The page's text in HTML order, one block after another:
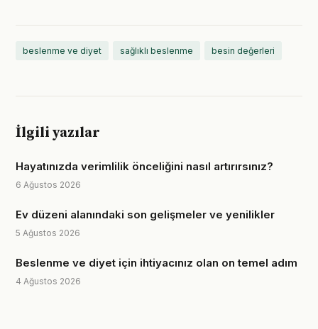
beslenme ve diyet sağlıklı beslenme besin değerleri
İlgili yazılar
Hayatınızda verimlilik önceliğini nasıl artırırsınız?
6 Ağustos 2026
Ev düzeni alanındaki son gelişmeler ve yenilikler
5 Ağustos 2026
Beslenme ve diyet için ihtiyacınız olan on temel adım
4 Ağustos 2026